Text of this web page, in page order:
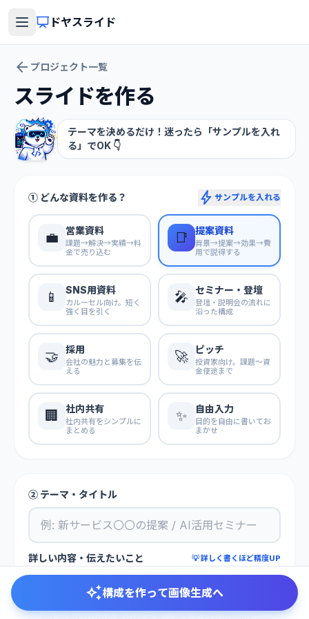
ドヤスライド
arrow_back プロジェクト一覧
スライドを作る
テーマを決めるだけ！迷ったら「サンプルを入れ
る」でOK 👇
① どんな資料を作る？ bolt サンプルを入れる
💼 営業資料
課題→解決→実績→料
金で売り込む
📑 提案資料
背景→提案→効果→費
用で説得する
📱 SNS用資料
カルーセル向け。短く
強く目を引く
🎤 セミナー・登壇
登壇・説明会の流れに
沿った構成
🤝 採用
会社の魅力と募集を伝
える
🚀 ピッチ
投資家向け。課題〜資
金使途まで
🏢 社内共有
社内共有をシンプルに
まとめる
✨ 自由入力
目的を自由に書いてお
まかせ
② テーマ・タイトル
詳しい内容・伝えたいこと 💡 詳しく書くほど精度UP
auto_awesome構成を作って画像生成へ